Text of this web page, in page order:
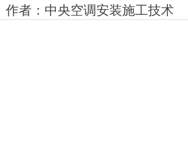
作者：中央空调安装施工技术